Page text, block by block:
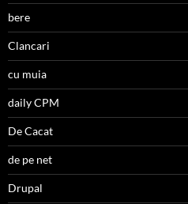
bere
Clancari
cu muia
daily CPM
De Cacat
de pe net
Drupal